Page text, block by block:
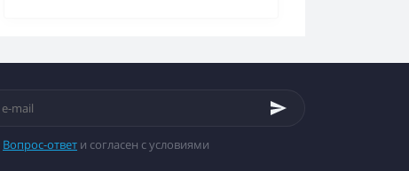
Вопрос-ответ и согласен с условиями